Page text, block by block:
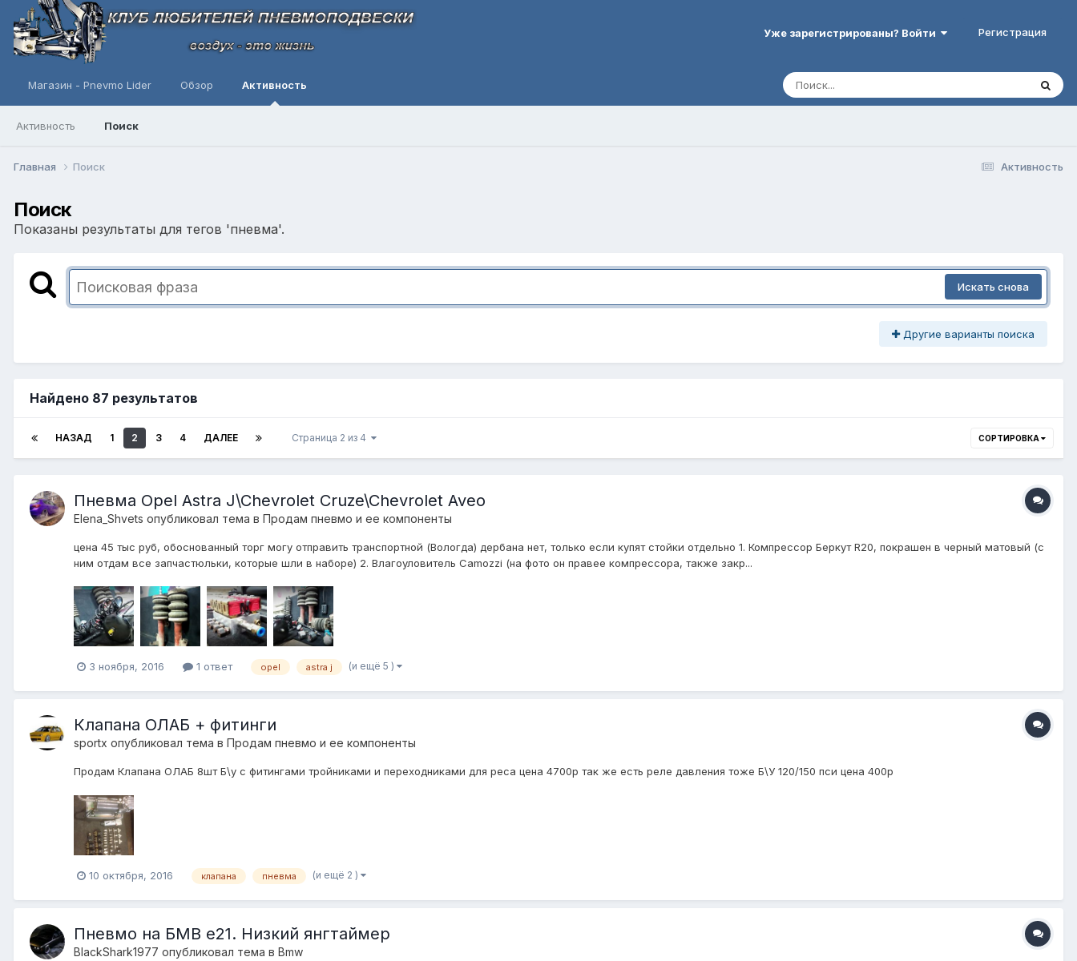
Уже зарегистрированы? Войти Регистрация
Магазин - Pnevmo Lider Обзор Активность
Активность Поиск
Активность
Главная Поиск
Поиск
Показаны результаты для тегов 'пневма'.
Искать снова
Другие варианты поиска
Найдено 87 результатов
НАЗАД 1 2 3 4 ДАЛЕЕ Страница 2 из 4 СОРТИРОВКА
Пневма Opel Astra J\Chevrolet Cruze\Chevrolet Aveo
Elena_Shvets опубликовал тема в Продам пневмо и ее компоненты
цена 45 тыс руб, обоснованный торг могу отправить транспортной (Вологда) дербана нет, только если купят стойки отдельно 1. Компрессор Беркут R20, покрашен в черный матовый (с
ним отдам все запчастюльки, которые шли в наборе) 2. Влагоуловитель Camozzi (на фото он правее компрессора, также закр...
3 ноября, 2016 1 ответ opel astra j (и ещё 5 )
Клапана ОЛАБ + фитинги
sportx опубликовал тема в Продам пневмо и ее компоненты
Продам Клапана ОЛАБ 8шт Б\у с фитингами тройниками и переходниками для реса цена 4700р так же есть реле давления тоже Б\У 120/150 пси цена 400р
10 октября, 2016 клапана пневма (и ещё 2 )
Пневмо на БМВ е21. Низкий янгтаймер
BlackShark1977 опубликовал тема в Bmw